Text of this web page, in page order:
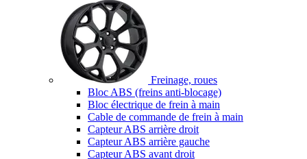
Freinage, roues
Bloc ABS (freins anti-blocage)
Bloc électrique de frein à main
Cable de commande de frein à main
Capteur ABS arrière droit
Capteur ABS arrière gauche
Capteur ABS avant droit